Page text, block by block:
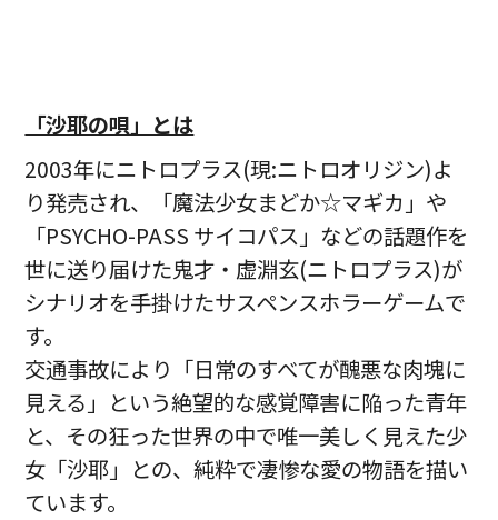
「沙耶の唄」とは
2003年にニトロプラス(現:ニトロオリジン)よ
り発売され、「魔法少女まどか☆マギカ」や
「PSYCHO-PASS サイコパス」などの話題作を
世に送り届けた鬼才・虚淵玄(ニトロプラス)が
シナリオを手掛けたサスペンスホラーゲームで
す。
交通事故により「日常のすべてが醜悪な肉塊に
見える」という絶望的な感覚障害に陥った青年
と、その狂った世界の中で唯一美しく見えた少
女「沙耶」との、純粋で凄惨な愛の物語を描い
ています。